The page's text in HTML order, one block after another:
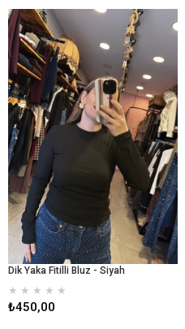
Dik Yaka Fitilli Bluz - Siyah
★ ★ ★ ★ ★
₺450,00